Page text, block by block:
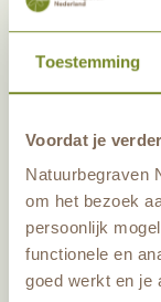
Toestemming
Voordat je
Natuurbegraven
om het bezoek
persoonlijk
functionele en
goed werkt en je
Vogels zijn
voorjaar
verdwijnt,
of onder